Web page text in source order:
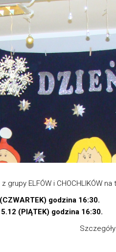
ELFÓW i CHOCHLIKÓW na
godzina 16:30.
(PIĄTEK) godzina 16:30.